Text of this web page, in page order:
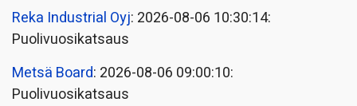
Reka Industrial Oyj: 2026-08-06 10:30:14:
Puolivuosikatsaus
Metsä Board: 2026-08-06 09:00:10:
Puolivuosikatsaus